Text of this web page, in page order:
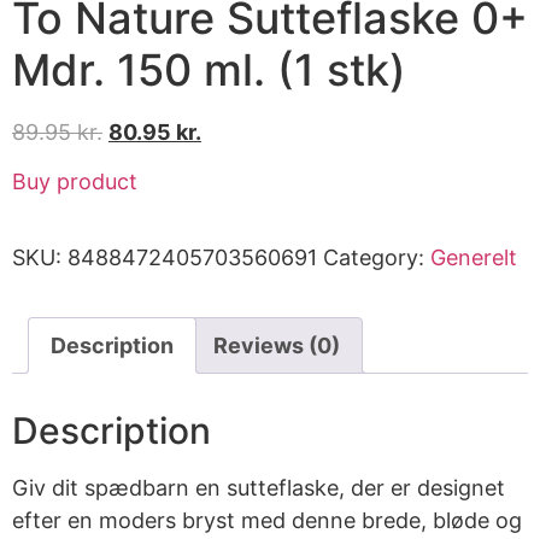
To Nature Sutteflaske 0+
Mdr. 150 ml. (1 stk)
89.95kr. 80.95 kr.
Buy product
SKU: 8488472405703560691 Category: Generelt
Description Reviews (0)
Description
Giv dit spædbarn en sutteflaske, der er designet
efter en moders bryst med denne brede, bløde og